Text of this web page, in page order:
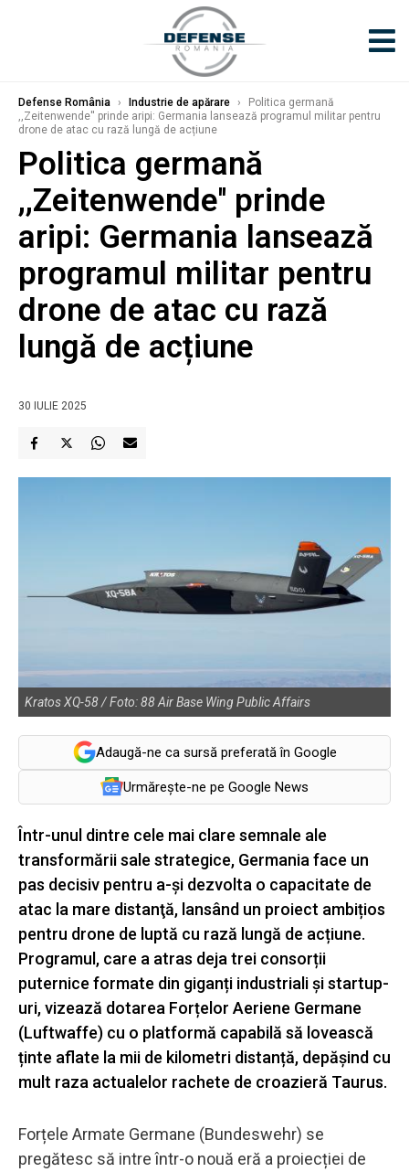
Defense România › Industrie de apărare ›
Politica germană
,,Zeitenwende'' prinde aripi: Germania lansează programul militar pentru
drone de atac cu rază lungă de acțiune
Politica germană
,,Zeitenwende'' prinde
aripi: Germania lansează
programul militar pentru
drone de atac cu rază
lungă de acțiune
30 IULIE 2025
Kratos XQ-58 / Foto: 88 Air Base Wing Public Affairs
Adaugă-ne ca sursă preferată în Google
Urmărește-ne pe Google News
Într-unul dintre cele mai clare semnale ale
transformării sale strategice, Germania face un
pas decisiv pentru a-și dezvolta o capacitate de
atac la mare distanţă, lansând un proiect ambițios
pentru drone de luptă cu rază lungă de acțiune.
Programul, care a atras deja trei consorții
puternice formate din giganți industriali și startup-
uri, vizează dotarea Forțelor Aeriene Germane
(Luftwaffe) cu o platformă capabilă să lovească
ținte aflate la mii de kilometri distanță, depășind cu
mult raza actualelor rachete de croazieră Taurus.
Forțele Armate Germane (Bundeswehr) se
pregătesc să intre într-o nouă eră a proiecției de